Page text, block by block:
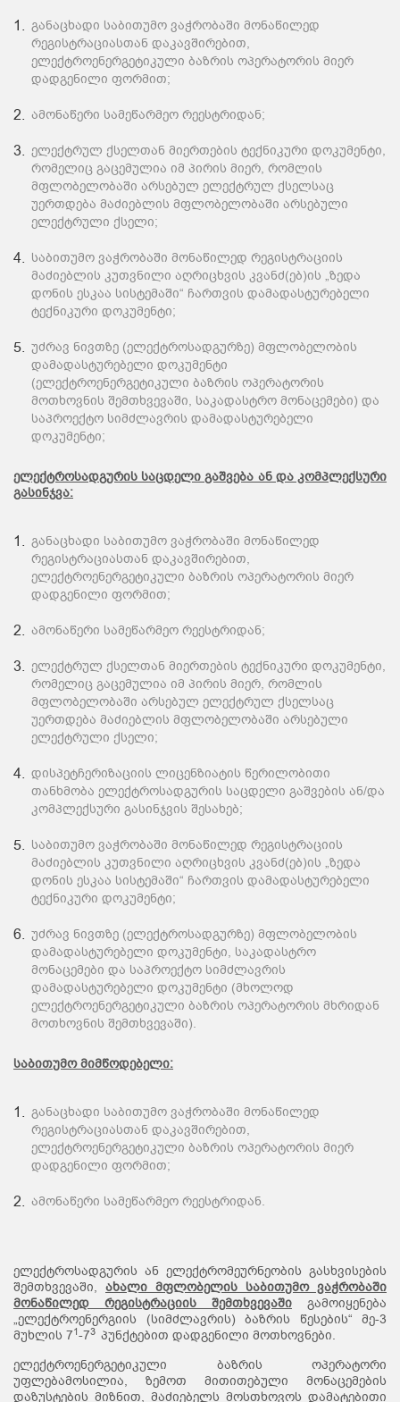
განაცხადი საბითუმო ვაჭრობაში მონაწილედ
რეგისტრაციასთან დაკავშირებით,
ელექტროენერგეტიკული ბაზრის ოპერატორის მიერ
დადგენილი ფორმით;
ამონაწერი სამეწარმეო რეესტრიდან;
ელექტრულ ქსელთან მიერთების ტექნიკური დოკუმენტი,
რომელიც გაცემულია იმ პირის მიერ, რომლის
მფლობელობაში არსებულ ელექტრულ ქსელსაც
უერთდება მაძიებლის მფლობელობაში არსებული
ელექტრული ქსელი;
საბითუმო ვაჭრობაში მონაწილედ რეგისტრაციის
მაძიებლის კუთვნილი აღრიცხვის კვანძ(ებ)ის „ზედა
დონის ესკაა სისტემაში“ ჩართვის დამადასტურებელი
ტექნიკური დოკუმენტი;
უძრავ ნივთზე (ელექტროსადგურზე) მფლობელობის
დამადასტურებელი დოკუმენტი
(ელექტროენერგეტიკული ბაზრის ოპერატორის
მოთხოვნის შემთხვევაში, საკადასტრო მონაცემები) და
საპროექტო სიმძლავრის დამადასტურებელი
დოკუმენტი;
ელექტროსადგურის საცდელი გაშვება ან და კომპლექსური
გასინჯვა:
განაცხადი საბითუმო ვაჭრობაში მონაწილედ
რეგისტრაციასთან დაკავშირებით,
ელექტროენერგეტიკული ბაზრის ოპერატორის მიერ
დადგენილი ფორმით;
ამონაწერი სამეწარმეო რეესტრიდან;
ელექტრულ ქსელთან მიერთების ტექნიკური დოკუმენტი,
რომელიც გაცემულია იმ პირის მიერ, რომლის
მფლობელობაში არსებულ ელექტრულ ქსელსაც
უერთდება მაძიებლის მფლობელობაში არსებული
ელექტრული ქსელი;
დისპეტჩერიზაციის ლიცენზიატის წერილობითი
თანხმობა ელექტროსადგურის საცდელი გაშვების ან/და
კომპლექსური გასინჯვის შესახებ;
საბითუმო ვაჭრობაში მონაწილედ რეგისტრაციის
მაძიებლის კუთვნილი აღრიცხვის კვანძ(ებ)ის „ზედა
დონის ესკაა სისტემაში“ ჩართვის დამადასტურებელი
ტექნიკური დოკუმენტი;
უძრავ ნივთზე (ელექტროსადგურზე) მფლობელობის
დამადასტურებელი დოკუმენტი, საკადასტრო
მონაცემები და საპროექტო სიმძლავრის
დამადასტურებელი დოკუმენტი (მხოლოდ
ელექტროენერგეტიკული ბაზრის ოპერატორის მხრიდან
მოთხოვნის შემთხვევაში).
საბითუმო მიმწოდებელი:
განაცხადი საბითუმო ვაჭრობაში მონაწილედ
რეგისტრაციასთან დაკავშირებით,
ელექტროენერგეტიკული ბაზრის ოპერატორის მიერ
დადგენილი ფორმით;
ამონაწერი სამეწარმეო რეესტრიდან.
ელექტროსადგურის ან ელექტრომეურნეობის გასხვისების
შემთხვევაში, ახალი მფლობელის საბითუმო ვაჭრობაში
მონაწილედ რეგისტრაციის შემთხვევაში გამოიყენება
„ელექტროენერგიის (სიმძლავრის) ბაზრის წესების“ მე-3
მუხლის 71-73 პუნქტებით დადგენილი მოთხოვნები.
ელექტროენერგეტიკული ბაზრის ოპერატორი
უფლებამოსილია, ზემოთ მითითებული მონაცემების
დაზუსტების მიზნით, მაძიებელს მოსთხოვოს დამატებითი